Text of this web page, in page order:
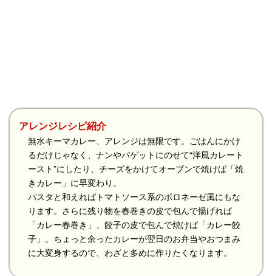
アレンジレシピ紹介
無水キーマカレー、アレンジは無限です。ごはんにかけ
るだけじゃなく、ナンやバゲットにのせて“洋風カレート
ースト”にしたり、チーズをかけてオーブンで焼けば「焼
きカレー」に早変わり。
パスタと和えればトマトソース系のボロネーゼ風にもな
ります。さらに残り物を春巻きの皮で包んで揚げれば
「カレー春巻き」、餃子の皮で包んで焼けば「カレー餃
子」。ちょっと余ったカレーが翌日のお弁当やおつまみ
に大変身するので、わざと多めに作りたくなります。